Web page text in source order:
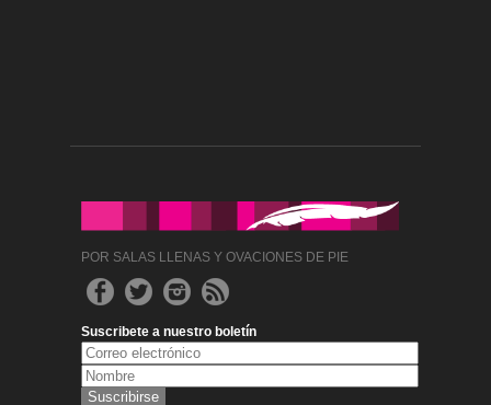
POR SALAS LLENAS Y OVACIONES DE PIE
Suscribete a nuestro boletín